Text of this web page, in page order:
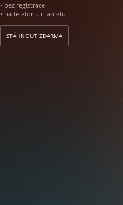
• bez registrace
• na telefonu i tabletu
STÁHNOUT ZDARMA